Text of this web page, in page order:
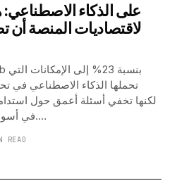
لاقتصاديات المنصة أن
تحملها الذكاء الاصطناعي في
لكنها تخفي أسئلة أعمق حول
في أسواق جنوب شرق آسيا المجزأة.…
READ